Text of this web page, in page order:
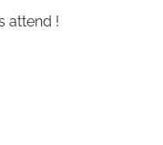
attend !